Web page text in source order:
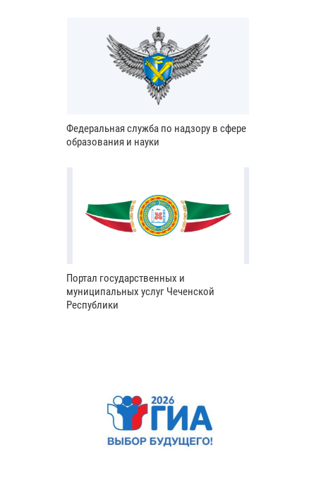
Федеральная служба по надзору в сфере
образования и науки
Портал государственных и
муниципальных услуг Чеченской
Республики